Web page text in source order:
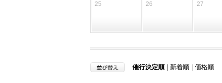
25 26 27
催行決定順| 新着順 価格順